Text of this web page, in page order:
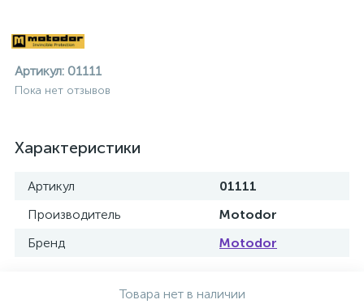
Артикул: 01111
Пока нет отзывов
Характеристики
Артикул
01111
Производитель
Motodor
Бренд
Motodor
Товара нет в наличии